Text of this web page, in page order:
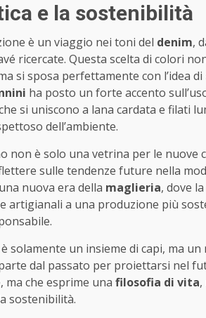
e la sostenibilità
è un viaggio nei toni del denim,
ricercate. Questa scelta di colori
si sposa perfettamente con l’idea di
ha posto un forte accento
si uniscono a lana cardata e filati
dell’ambiente.
non è solo una vetrina per le nuove
sulle tendenze future nella
nuova era della maglieria, dove
artigianali a una produzione più
solamente un insieme di capi, ma
dal passato per proiettarsi nel
ma che esprime una filosofia di vita
sostenibilità.